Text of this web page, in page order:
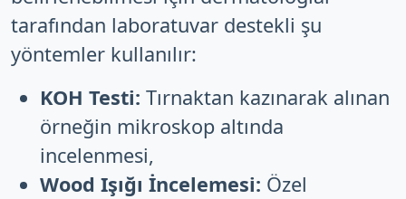
tarafından laboratuvar destekli şu
yöntemler kullanılır:
KOH Testi: Tırnaktan kazınarak alınan
örneğin mikroskop altında
incelenmesi,
Wood Işığı İncelemesi: Özel